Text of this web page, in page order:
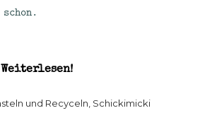
und Recyceln Schickimicki